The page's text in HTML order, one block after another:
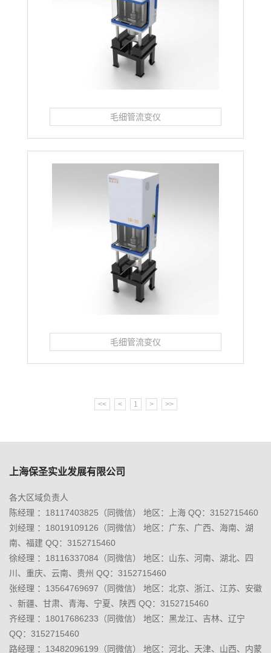
毛细管流变仪
毛细管流变仪
<< < 1 > >>
上海保圣实业发展有限公司
各大区域负责人
陈经理 ：18117403825（同微信） 地区：上海 QQ：3152715460
刘经理 ：18019109126（同微信） 地区：广东、广西、海南、湖
南、福建 QQ：3152715460
徐经理 ：18116337084（同微信） 地区：山东、河南、湖北、四
川、重庆、云南、贵州 QQ：3152715460
张经理 ：13564769697（同微信） 地区：北京、浙江、江苏、安徽
、新疆、甘肃、青海、宁夏、陕西 QQ：3152715460
齐经理 ：18017686233（同微信） 地区：黑龙江、吉林、辽宁
QQ：3152715460
路经理 ：13482096199（同微信） 地区：河北、天津、山西、内蒙